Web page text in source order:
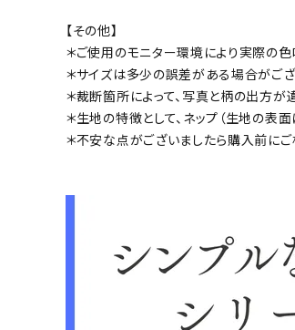
【その他】
＊ご使用のモニター環境により実際の色
＊サイズは多少の誤差がある場合がござ
＊裁断箇所によって、写真と柄の出方が
＊生地の特徴として、ネップ（生地の表
＊不安な点がございましたら購入前にご